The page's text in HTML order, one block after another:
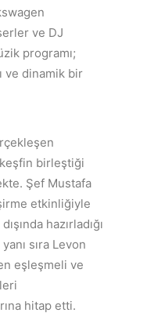
ve DJ
programı;
ve dinamik bir
birleştiği
Şef Mustafa
etkinliğiyle
hazırladığı
sıra Levon
eşleşmeli ve
hitap etti.